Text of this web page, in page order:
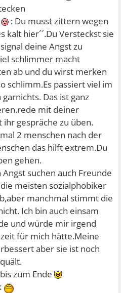
: Du musst zittern wegen
kalt hier´´.Du Versteckst sie
deine Angst zu
schlimmer macht
ab und du wirst merken
schlimm.Es passiert viel im
Das ist ganz
mit deiner
gespräche zu üben.
2 menschen nach der
das hilft extrem.Du
gehen.
suchen auch Freunde
meisten sozialphobiker
manchmal stimmt die
Ich bin auch einsam
und würde mir irgend
für mich hätte.Meine
aber sie ist noch
zum Ende